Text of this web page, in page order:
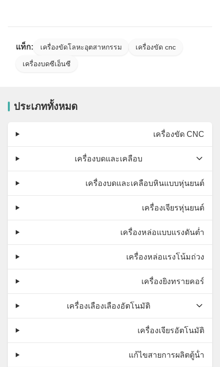
แท็ก: เครื่องขัดโลหะอุตสาหกรรม เครื่องขัด cnc
เครื่องบดซีเอ็นซี
ประเภททั้งหมด
เครื่องขัด CNC
เครื่องบดและเคลือบ
เครื่องบดและเคลือบหินแบบหุ่นยนต์
เครื่องเจียรหุ่นยนต์
เครื่องหล่อแบบแรงดันต่ำ
เครื่องหล่อแรงโน้มถ่วง
เครื่องยิงทรายคอร์
เครื่องเลืองเลืองอัตโนมัติ
เครื่องเจียรอัตโนมัติ
แก้ไขสายการผลิตตู้น้ํา